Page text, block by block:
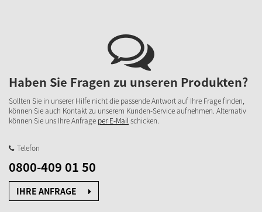
Haben Sie Fragen zu unseren Produkten?
Sollten Sie in unserer Hilfe nicht die passende Antwort auf Ihre Frage finden,
können Sie auch Kontakt zu unserem Kunden-Service aufnehmen. Alternativ
können Sie uns Ihre Anfrage per E-Mailschicken.
Telefon
0800-409 01 50
IHRE ANFRAGE